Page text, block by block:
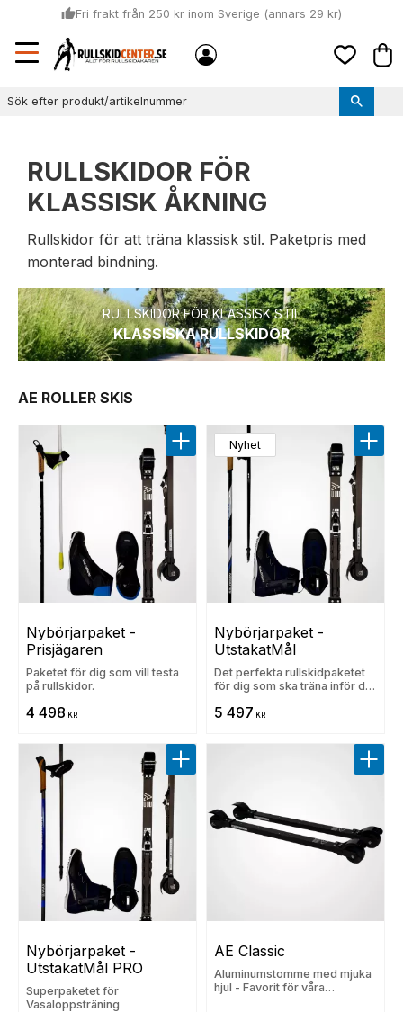
Meny
thumb_upFri frakt från 250 kr inom Sverige (annars 29 kr)
local_shipping
Sommar: Beställ innan kl 11:00 (mån-ons) och vi skickar lagervaror
samma dag
RULLSKIDOR FÖR
KLASSISK ÅKNING
Rullskidor för att träna klassisk stil. Paketpris med
monterad bindning.
RULLSKIDOR FÖR KLASSISK STIL
KLASSISKA RULLSKIDOR
AE ROLLER SKIS
Nybörjarpaket -
Prisjägaren
Paketet för dig som vill testa
på rullskidor.
4 498 KR
Lägg till i favoriter
Nybörjarpaket -
UtstakatMål
Det perfekta rullskidpaketet
för dig som ska träna inför ditt
5 497 KR
Nyhet
Lägg
Nybörjarpaket -
UtstakatMål PRO
Superpaketet för
Vasaloppsträning
Lägg till i favoriter
AE Classic
Aluminumstomme med mjuka
hjul - Favorit för våra
Lägg